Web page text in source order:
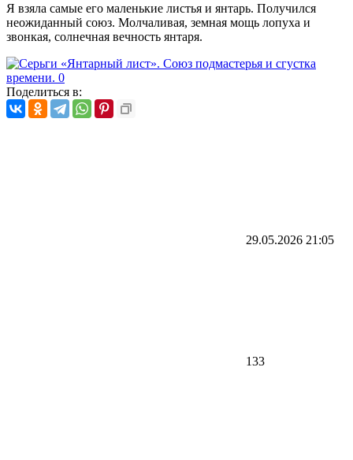
Я взяла самые его маленькие листья и янтарь. Получился
неожиданный союз. Молчаливая, земная мощь лопуха и
звонкая, солнечная вечность янтаря.
Поделиться в:
29.05.2026 21:05
133